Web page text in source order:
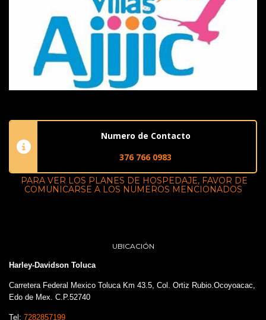
Numero de Contacto
376 766 0983
PARA VER LOS PLANES DE HOSPEDAJE, FAVOR DE
COMUNICARSE A LOS NUMEROS MENCIONADOS
UBICACIÓN
Harley-Davidson Toluca
Carretera Federal Mexico Toluca Km 43.5, Col. Ortiz Rubio.Ocoyoacac,
Edo de Mex. C.P.52740
Tel: 7282857199